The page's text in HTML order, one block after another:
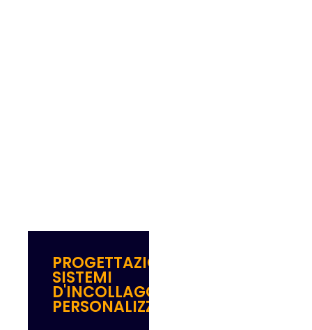
PROGETTAZIONE
SISTEMI
D'INCOLLAGGIO
PERSONALIZZATI